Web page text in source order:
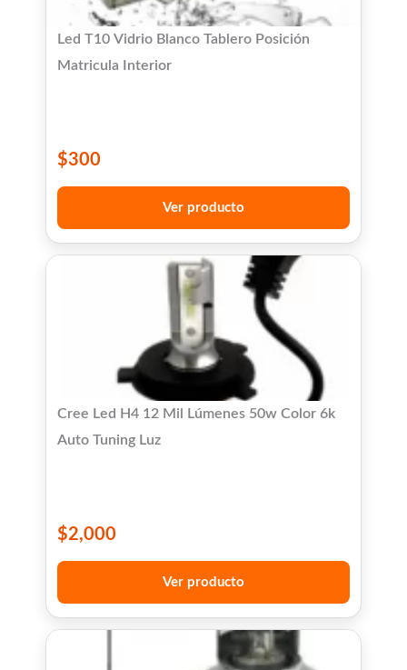
Led T10 Vidrio Blanco Tablero Posición
Matricula Interior
$300
Ver producto
Cree Led H4 12 Mil Lúmenes 50w Color 6k
Auto Tuning Luz
$2,000
Ver producto